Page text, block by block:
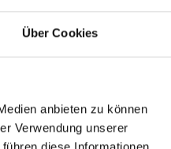
Über Cookies
anbieten zu können
Verwendung unserer